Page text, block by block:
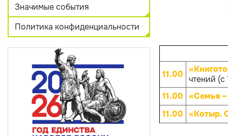
Значимые события
Политика конфиденциальности
11.00 чтений (с
11.00 «Семья
11.00 «Котыр.